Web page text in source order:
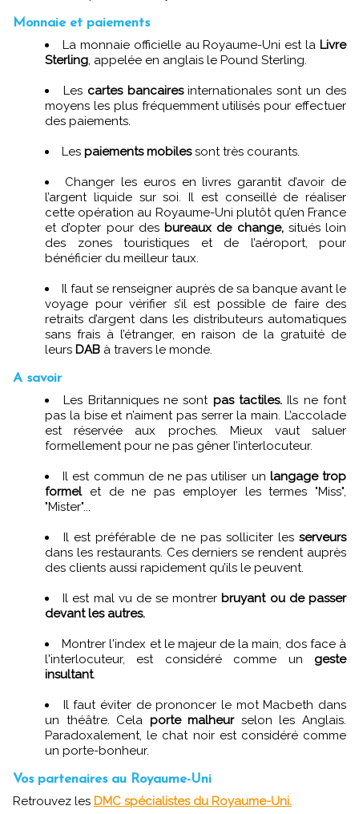
Monnaie et paiements
La monnaie officielle au Royaume-Uni est la Livre
Sterling, appelée en anglais le Pound Sterling.
Les cartes bancairesinternationales sont un des
moyens les plus fréquemment utilisés pour effectuer
des paiements.
Les paiements mobilessont très courants.
Changer les euros en livres garantit d’avoir de
l’argent liquide sur soi. Il est conseillé de réaliser
cette opération au Royaume-Uni plutôt qu’en France
et d’opter pour des bureaux de change,situés loin
des zones touristiques et de l’aéroport, pour
bénéficier du meilleur taux.
Il faut se renseigner auprès de sa banque avant le
voyage pour vérifier s’il est possible de faire des
retraits d’argent dans les distributeurs automatiques
sans frais à l’étranger, en raison de la gratuité de
leurs DAB à travers le monde.
A savoir
Les Britanniques ne sont pas tactiles. Ils ne font
pas la bise et n’aiment pas serrer la main. L’accolade
est réservée aux proches. Mieux vaut saluer
formellement pour ne pas gêner l’interlocuteur.
Il est commun de ne pas utiliser un langage trop
formelet de ne pas employer les termes "Miss",
"Mister"...
Il est préférable de ne pas solliciter lesserveurs
dans les restaurants. Ces derniers se rendent auprès
des clients aussi rapidement qu’ils le peuvent.
Il est mal vu de se montrer bruyant ou de passer
devant les autres.
Montrer l'index et le majeur de la main, dos face à
l'interlocuteur, est considéré comme un geste
insultant.
Il faut éviter de prononcer le mot Macbeth dans
un théâtre. Cela porte malheur selon les Anglais.
Paradoxalement, le chat noir est considéré comme
un porte-bonheur.
Vos partenaires au Royaume-Uni
Retrouvez les DMC spécialistes du Royaume-Uni.